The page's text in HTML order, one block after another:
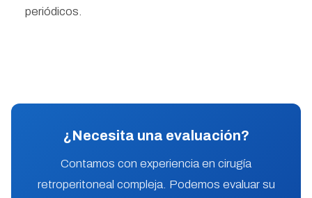
periódicos.
¿Necesita una evaluación?
Contamos con experiencia en cirugía
retroperitoneal compleja. Podemos evaluar su